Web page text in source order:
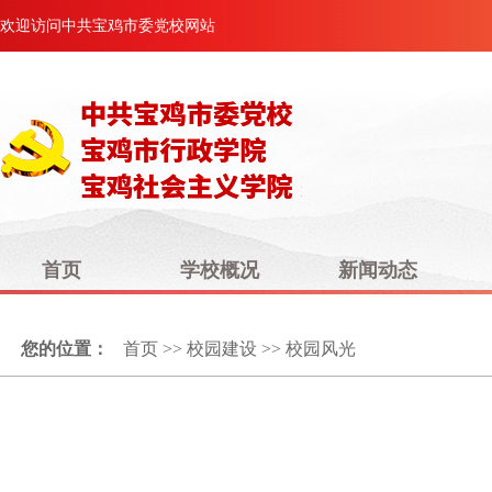
欢迎访问中共宝鸡市委党校网站
首页 学校概况 新闻动态
您的位置： 首页>> 校园建设 >> 校园风光